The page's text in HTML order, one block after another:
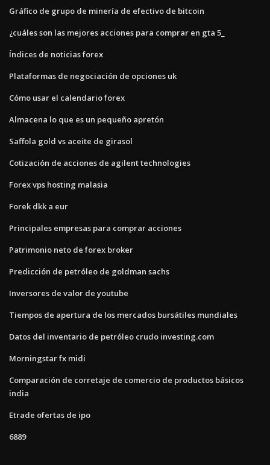
Gráfico de grupo de minería de efectivo de bitcoin
¿cuáles son las mejores acciones para comprar en gta 5_
Índices de noticias forex
Plataformas de negociación de opciones uk
Cómo usar el calendario forex
Almacena lo que es un pequeño apretón
Saffola gold vs aceite de girasol
Cotización de acciones de agilent technologies
Forex vps hosting malasia
Forek dkk a eur
Principales empresas para comprar acciones
Patrimonio neto de forex broker
Predicción de petróleo de goldman sachs
Inversores de valor de youtube
Tiempos de apertura de los mercados bursátiles mundiales
Datos del inventario de petróleo crudo investing.com
Morningstar fx midi
Comparación de corretaje de comercio de productos básicos
india
Etrade ofertas de ipo
6889